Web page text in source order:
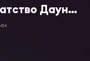
Аббатство Даунтон 2